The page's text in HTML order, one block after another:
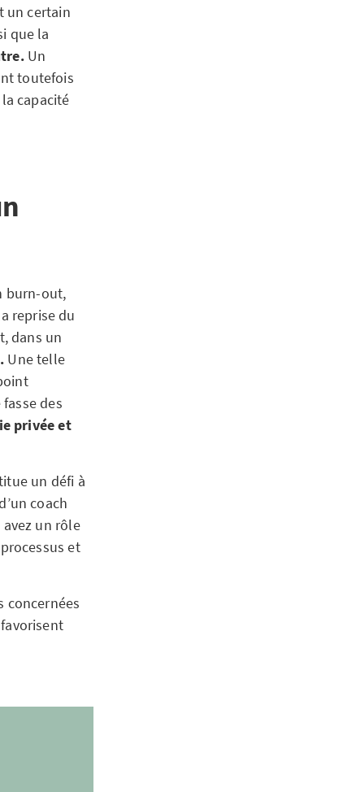
un certain
que la
Un
toutefois
capacité
burn-out,
reprise du
dans un
Une telle
des
privée et
un défi à
coach
un rôle
et
concernées